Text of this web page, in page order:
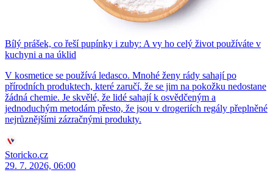
Bílý prášek, co řeší pupínky i zuby: A vy ho celý život používáte v
kuchyni a na úklid
V kosmetice se používá ledasco. Mnohé ženy rády sahají po
přírodních produktech, které zaručí, že se jim na pokožku nedostane
žádná chemie. Je skvělé, že lidé sahají k osvědčeným a
jednoduchým metodám přesto, že jsou v drogeriích regály přeplněné
nejrůznějšími zázračnými produkty.
Storicko.cz
29. 7. 2026, 06:00